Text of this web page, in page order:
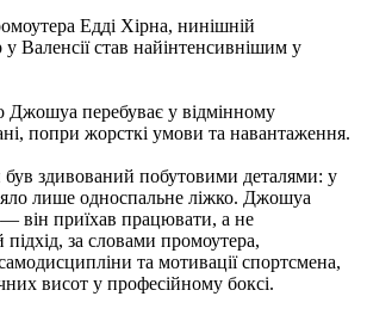
Едді Хірна, нинішній
у Валенсії став найінтенсивнішим у
Джошуа перебуває у відмінному
попри жорсткі умови та навантаження.
був здивований побутовими деталями: у
лише односпальне ліжко. Джошуа
він приїхав працювати, а не
за словами промоутера,
та мотивації спортсмена,
висот у професійному боксі.